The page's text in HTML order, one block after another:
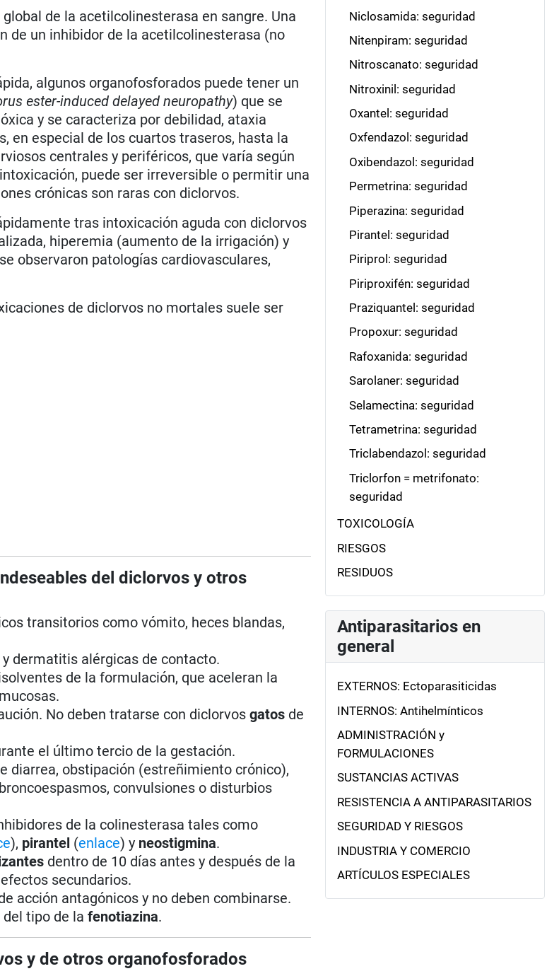
de la acetilcolinesterasa en sangre. Una
de un inhibidor de la acetilcolinesterasa (no
algunos organofosforados puede tener un
ester-induced delayed neuropathy) que se
y se caracteriza por debilidad, ataxia
en especial de los cuartos traseros, hasta la
centrales y periféricos, que varía según
puede ser irreversible o permitir una
crónicas son raras con diclorvos.
tras intoxicación aguda con diclorvos
hiperemia (aumento de la irrigación) y
observaron patologías cardiovasculares,
de diclorvos no mortales suele ser
del diclorvos y otros
transitorios como vómito, heces blandas,
dermatitis alérgicas de contacto.
de la formulación, que aceleran la
No deben tratarse con diclorvosgatos de
el último tercio de la gestación.
diarrea, obstipación (estreñimiento crónico),
convulsiones o disturbios
de la colinesterasa tales como
), pirantel (enlace) y neostigmina.
dentro de 10 días antes y después de la
secundarios.
acción antagónicos y no deben combinarse.
del tipo de lafenotiazina.
y de otros organofosforados
Niclosamida: seguridad
Nitenpiram: seguridad
Nitroscanato: seguridad
Nitroxinil: seguridad
Oxantel: seguridad
Oxfendazol: seguridad
Oxibendazol: seguridad
Permetrina: seguridad
Piperazina: seguridad
Pirantel: seguridad
Piriprol: seguridad
Piriproxifén: seguridad
Praziquantel: seguridad
Propoxur: seguridad
Rafoxanida: seguridad
Sarolaner: seguridad
Selamectina: seguridad
Tetrametrina: seguridad
Triclabendazol: seguridad
Triclorfon = metrifonato:
seguridad
TOXICOLOGÍA
RIESGOS
RESIDUOS
Antiparasitarios en
general
EXTERNOS: Ectoparasiticidas
INTERNOS: Antihelmínticos
ADMINISTRACIÓN y
FORMULACIONES
SUSTANCIAS ACTIVAS
RESISTENCIA A ANTIPARASITARIOS
SEGURIDAD Y RIESGOS
INDUSTRIA Y COMERCIO
ARTÍCULOS ESPECIALES